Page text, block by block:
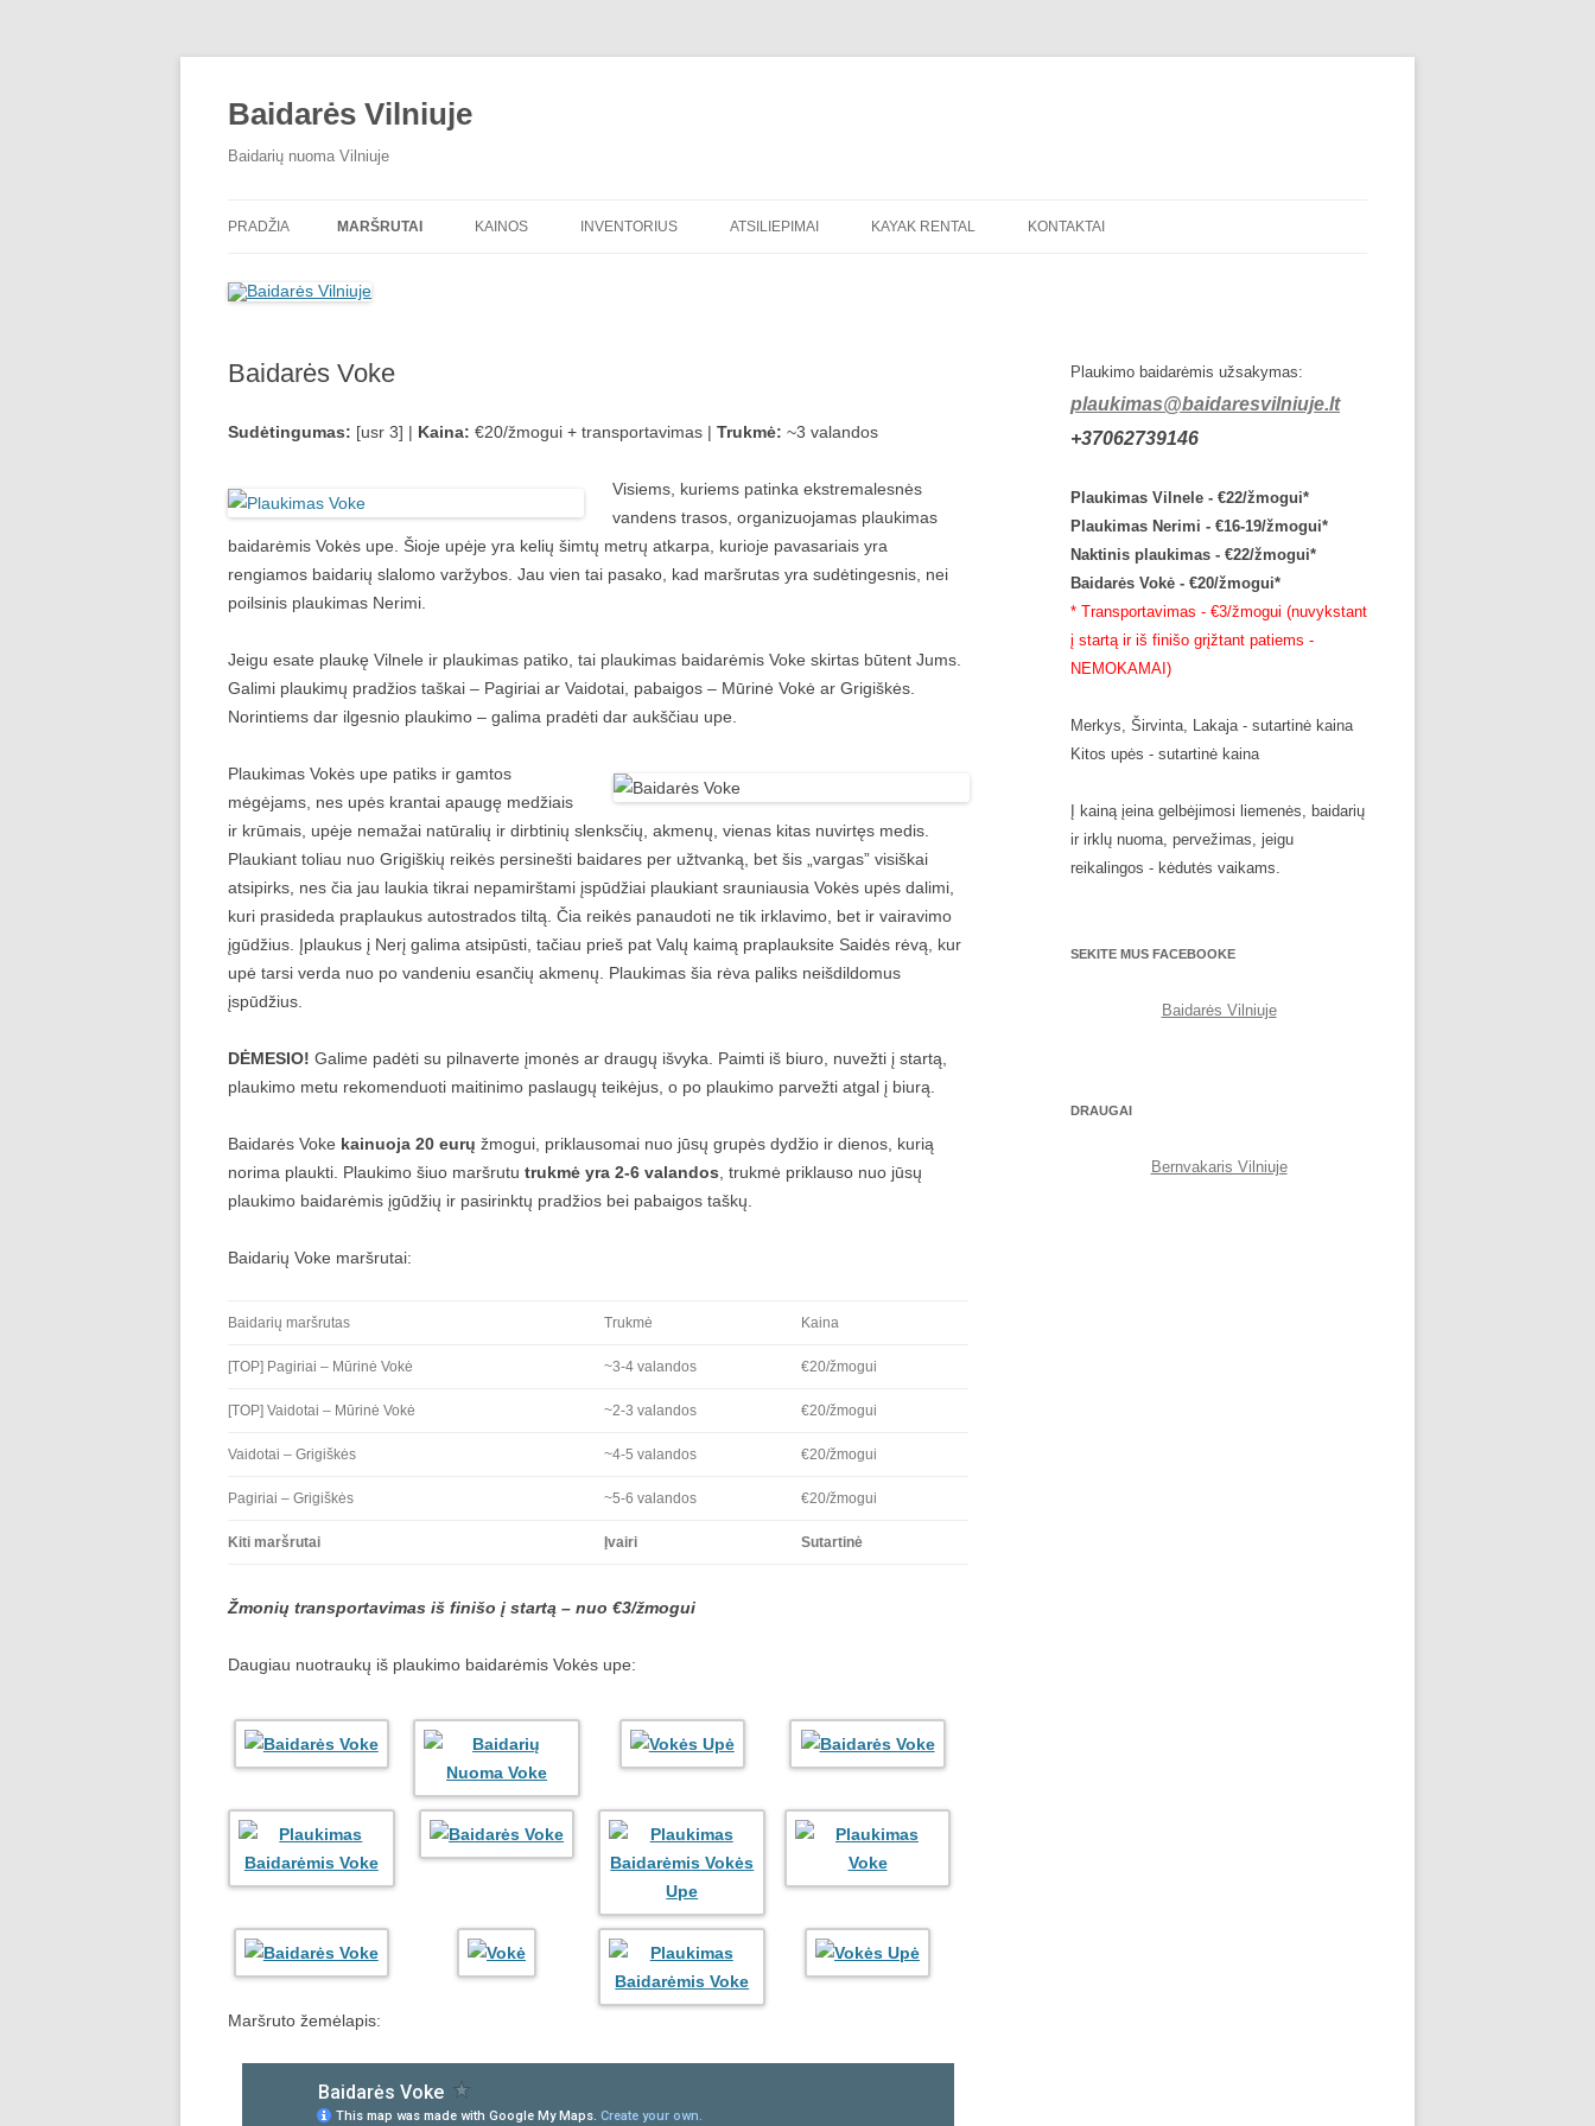
Baidarės Vilniuje
Baidarių nuoma Vilniuje
prie
PRADŽIA MARŠRUTAI
EKSTREMALUS TURAS
NAKTINĖ NERIS
BAIDARĖS ŠIRVINTA
KAINOS INVENTORIUS ATSILIEPIMAI KAYAK RENTAL KONTAKTAI
Baidarės Voke
Sudėtingumas: [usr 3] | Kaina: €20/žmogui + transportavimas | Trukmė: ~3 valandos
Visiems, kuriems patinka ekstremalesnės
vandens trasos, organizuojamas plaukimas
baidarėmis Vokės upe. Šioje upėje yra kelių šimtų metrų atkarpa, kurioje pavasariais yra
rengiamos baidarių slalomo varžybos. Jau vien tai pasako, kad maršrutas yra sudėtingesnis, nei
poilsinis plaukimas Nerimi.
Jeigu esate plaukę Vilnele ir plaukimas patiko, tai plaukimas baidarėmis Voke skirtas būtent Jums.
Galimi plaukimų pradžios taškai – Pagiriai ar Vaidotai, pabaigos – Mūrinė Vokė ar Grigiškės.
Norintiems dar ilgesnio plaukimo – galima pradėti dar aukščiau upe.
Plaukimas Vokės upe patiks ir gamtos
mėgėjams, nes upės krantai apaugę medžiais
ir krūmais, upėje nemažai natūralių ir dirbtinių slenksčių, akmenų, vienas kitas nuvirtęs medis.
Plaukiant toliau nuo Grigiškių reikės persinešti baidares per užtvanką, bet šis „vargas” visiškai
atsipirks, nes čia jau laukia tikrai nepamirštami įspūdžiai plaukiant srauniausia Vokės upės dalimi,
kuri prasideda praplaukus autostrados tiltą. Čia reikės panaudoti ne tik irklavimo, bet ir vairavimo
įgūdžius. Įplaukus į Nerį galima atsipūsti, tačiau prieš pat Valų kaimą praplauksite Saidės rėvą, kur
upė tarsi verda nuo po vandeniu esančių akmenų. Plaukimas šia rėva paliks neišdildomus
įspūdžius.
DĖMESIO! Galime padėti su pilnaverte įmonės ar draugų išvyka. Paimti iš biuro, nuvežti į startą,
plaukimo metu rekomenduoti maitinimo paslaugų teikėjus, o po plaukimo parvežti atgal į biurą.
Baidarės Voke kainuoja 20 eurų žmogui, priklausomai nuo jūsų grupės dydžio ir dienos, kurią
norima plaukti. Plaukimo šiuo maršrutu trukmė yra 2-6 valandos , trukmė priklauso nuo jūsų
plaukimo baidarėmis įgūdžių ir pasirinktų pradžios bei pabaigos taškų.
Baidarių Voke maršrutai:
Baidarių maršrutas Trukmė Kaina
[TOP] Pagiriai – Mūrinė Vokė ~3-4 valandos €20/žmogui
[TOP] Vaidotai – Mūrinė Vokė ~2-3 valandos €20/žmogui
Vaidotai – Grigiškės ~4-5 valandos €20/žmogui
Pagiriai – Grigiškės ~5-6 valandos €20/žmogui
Kiti maršrutai Įvairi Sutartinė
Žmonių transportavimas iš finišo į startą – nuo €3/žmogui
Daugiau nuotraukų iš plaukimo baidarėmis Vokės upe:
Maršruto žemėlapis:
Plaukimo baidarėmis užsakymas:
plaukimas@baidaresvilniuje.lt
+37062739146
Plaukimas Vilnele - €22/žmogui*
Plaukimas Nerimi - €16-19/žmogui*
Naktinis plaukimas - €22/žmogui*
Baidarės Vokė - €20/žmogui*
* Transportavimas - €3/žmogui (nuvykstant
į startą ir iš finišo grįžtant patiems -
NEMOKAMAI)
Merkys, Širvinta, Lakaja - sutartinė kaina
Kitos upės - sutartinė kaina
Į kainą įeina gelbėjimosi liemenės, baidarių
ir irklų nuoma, pervežimas, jeigu
reikalingos - kėdutės vaikams.
SEKITE MUS FACEBOOKE
Baidarės Vilniuje
DRAUGAI
Bernvakaris Vilniuje